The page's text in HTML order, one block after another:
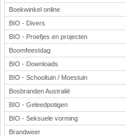
Boekwinkel online
BIO - Divers
BIO - Proefjes en projecten
Boomfeestdag
BIO - Downloads
BIO - Schooltuin / Moestuin
Bosbranden Australië
BIO - Geleedpotigen
BIO - Seksuele vorming
Brandweer